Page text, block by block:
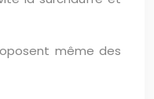
même des